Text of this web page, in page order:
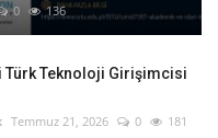
0 136
Teknoloji Girişimcisi
Temmuz 21, 2026 0 181